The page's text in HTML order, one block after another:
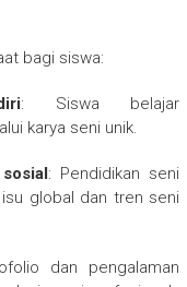
bagi siswa:
: Siswa belajar
karya seni unik.
: Pendidikan seni
global dan tren seni
dan pengalaman